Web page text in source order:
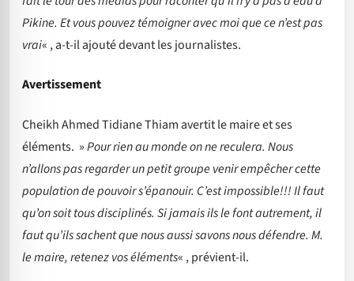
Pikine. Et vous pouvez témoigner avec moi que ce n’est pas
vrai« , a-t-il ajouté devant les journalistes.
Avertissement
Cheikh Ahmed Tidiane Thiam avertit le maire et ses
éléments. »Pour rien au monde on ne reculera. Nous
n’allons pas regarder un petit groupe venir empêcher cette
population de pouvoir s’épanouir. C’est impossible!!! Il faut
qu’on soit tous disciplinés. Si jamais ils le font autrement, il
faut qu’ils sachent que nous aussi savons nous défendre. M.
le maire, retenez vos éléments« , prévient-il.